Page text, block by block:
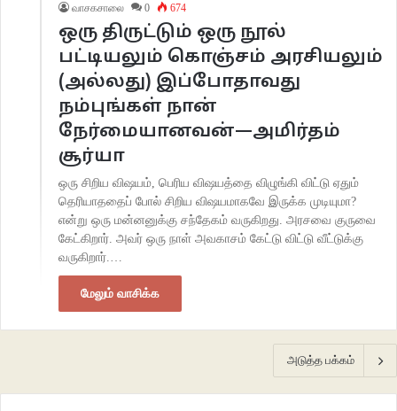
வாசகசாலை 0 674
ஒரு திருட்டும் ஒரு நூல்
பட்டியலும் கொஞ்சம் அரசியலும்
(அல்லது) இப்போதாவது
நம்புங்கள் நான்
நேர்மையானவன்—அமிர்தம்
சூர்யா
ஒரு சிறிய விஷயம், பெரிய விஷயத்தை விழுங்கி விட்டு ஏதும்
தெரியாததைப் போல் சிறிய விஷயமாகவே இருக்க முடியுமா?
என்று ஒரு மன்னனுக்கு சந்தேகம் வருகிறது. அரசவை குருவை
கேட்கிறார். அவர் ஒரு நாள் அவகாசம் கேட்டு விட்டு வீட்டுக்கு
வருகிறார்.…
மேலும் வாசிக்க
அடுத்த பக்கம்